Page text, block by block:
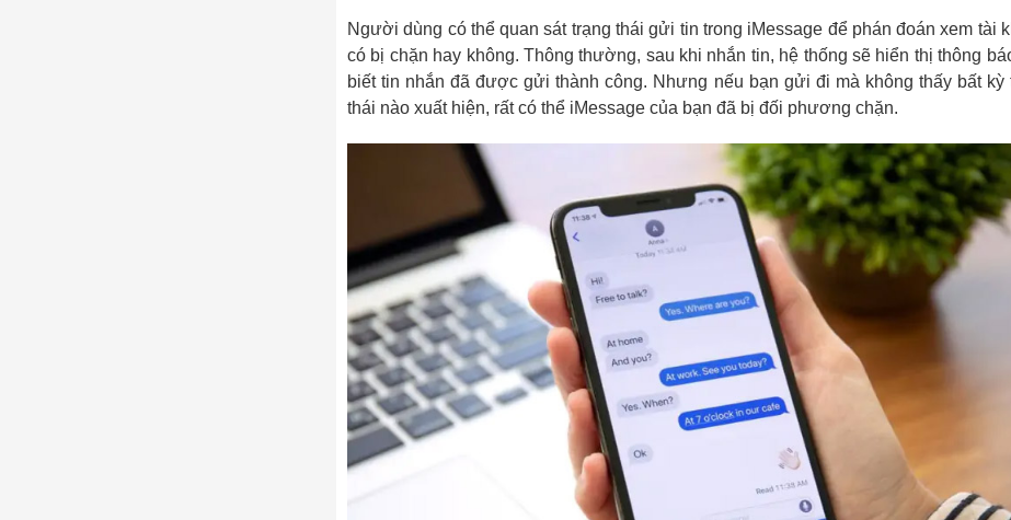
Người dùng có thể quan sát trạng thái gửi tin trong iMessage để phán đoán xem tài
có bị chặn hay không. Thông thường, sau khi nhắn tin, hệ thống sẽ hiển thị thông
biết tin nhắn đã được gửi thành công. Nhưng nếu bạn gửi đi mà không thấy bất kỳ
thái nào xuất hiện, rất có thể iMessage của bạn đã bị đối phương chặn.